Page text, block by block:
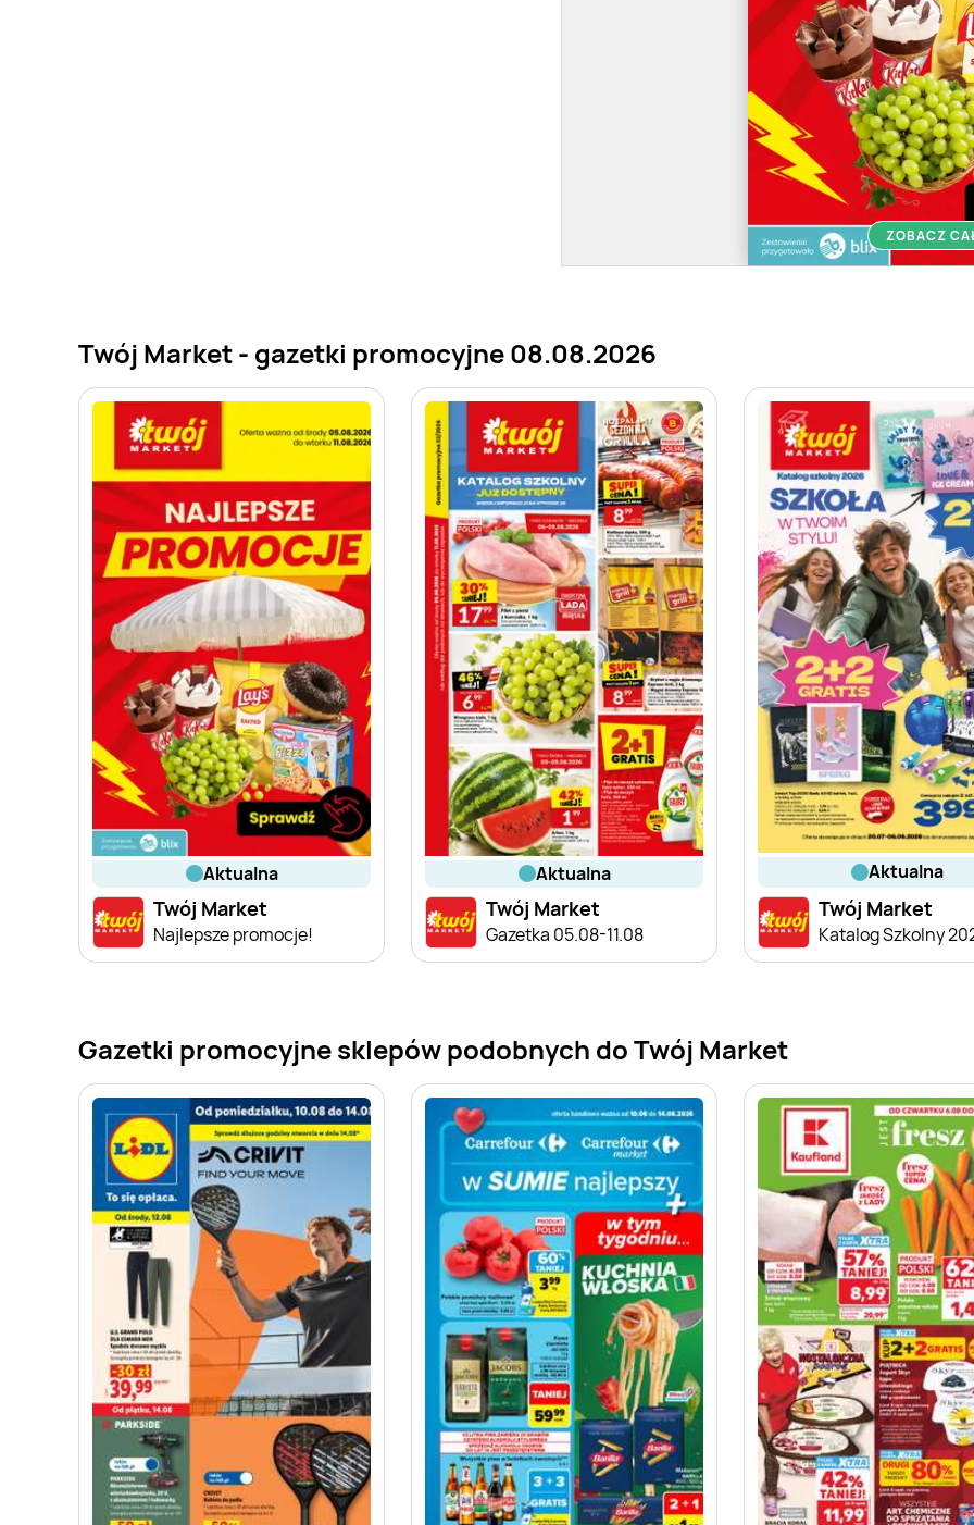
ZOBACZ
Twój Market - gazetki promocyjne 08.08.2026
aktualna
Twój Market
Najlepsze promocje!
aktualna
Twój Market
Gazetka 05.08-11.08
aktualna
Twój Market
Katalog Szkolny
Gazetki promocyjne sklepów podobnych do Twój Market